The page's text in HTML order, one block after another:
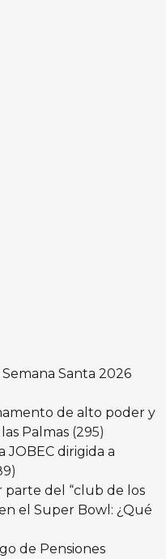
Santa 2026
de alto poder y
Palmas (295)
JOBEC dirigida a
parte del “club de los
el Super Bowl: ¿Qué
de Pensiones